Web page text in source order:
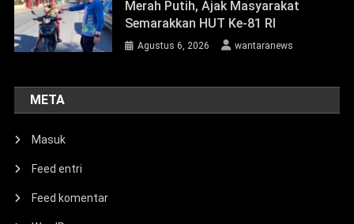
Merah Putih, Ajak Masyarakat
Semarakkan HUT Ke-81 RI
Agustus 6, 2026 wantaranews
META
Masuk
Feed entri
Feed komentar